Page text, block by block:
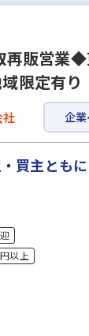
再販営
限定有り
社 企
買主とも
以上